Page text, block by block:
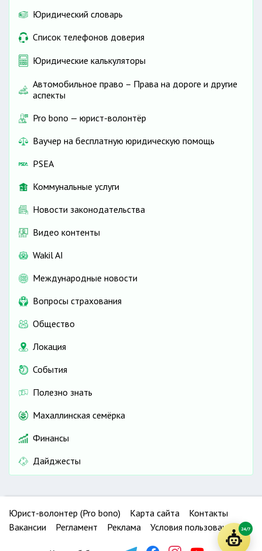
Юридический словарь
Список телефонов доверия
Юридические калькуляторы
Автомобильное право – Права на дороге и другие
аспекты
Pro bono — юрист-волонтёр
Ваучер на бесплатную юридическую помощь
PSEA
Коммунальные услуги
Новости законодательства
Видео контенты
Wakil AI
Международные новости
Вопросы страхования
Общество
Локация
События
Полезно знать
Махаллинская семёрка
Финансы
Дайджесты
Юрист-волонтер (Pro bono) Карта сайта
Контакты
Вакансии
Регламент Реклама Условия пользования 24/7